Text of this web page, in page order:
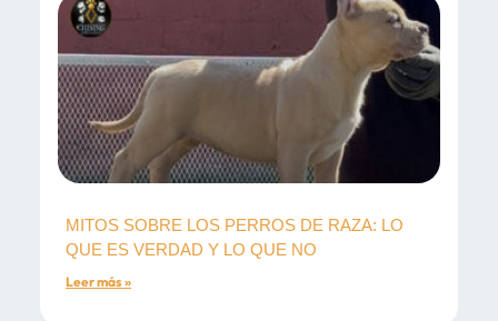
MITOS SOBRE LOS PERROS DE RAZA: LO
QUE ES VERDAD Y LO QUE NO
Leer más »